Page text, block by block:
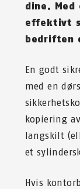
dine.
effektivt
bedriften
En godt
med en
kopiering
langskilt
et
Hvis